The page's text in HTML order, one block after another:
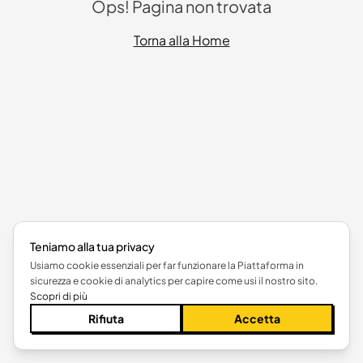
Ops! Pagina non trovata
Torna alla Home
Teniamo alla tua privacy
Usiamo cookie essenziali per far funzionare la Piattaforma in
sicurezza e cookie di analytics per capire come usi il nostro sito.
Scopri di più
Rifiuta Accetta